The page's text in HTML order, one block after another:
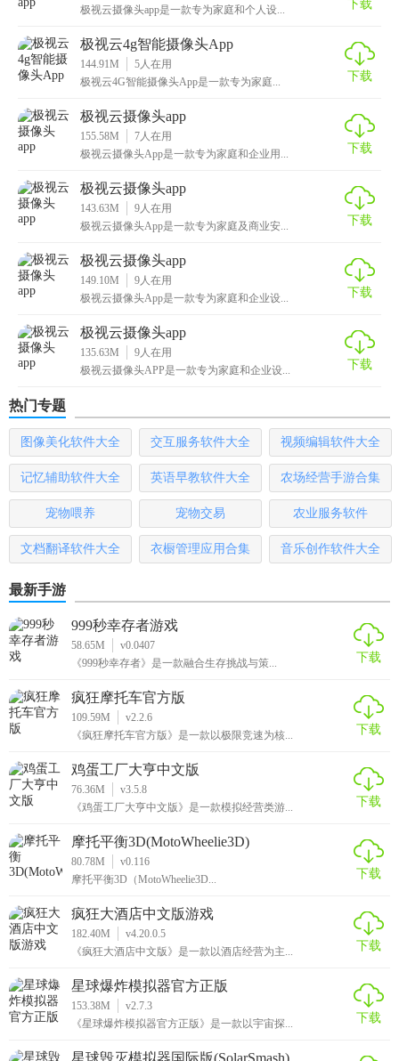
5. 开启实时监控，随时查看家中情况，接收并处理警报通
知。
【极视云摄像头app点评】
极视云摄像头APP以其强大的功能、简洁的操作界面以及高效
的安全性，成为家庭安全监控的理想选择。无论是保护个人
财产安全还是关心家人健康，这款应用都能提供全方位的支
持。对于追求高品质生活及注重家庭安全的用户而言，极视
云摄像头APP无疑是值得推荐的优秀软件。
极视云摄像头app是一款专为家庭和个人设...
下载
极视云4g智能摄像头App
144.91M 5 人在用
极视云4G智能摄像头App是一款专为家庭...
下载
极视云摄像头app
155.58M 7 人在用
极视云摄像头App是一款专为家庭和企业用...
下载
极视云摄像头app
143.63M 9 人在用
极视云摄像头App是一款专为家庭及商业安...
下载
极视云摄像头app
149.10M 9 人在用
极视云摄像头App是一款专为家庭和企业设...
下载
极视云摄像头app
135.63M 9 人在用
极视云摄像头APP是一款专为家庭和企业设...
下载
热门专题
图像美化软件大全 交互服务软件大全 视频编辑软件大全
记忆辅助软件大全 英语早教软件大全 农场经营手游合集
宠物喂养 宠物交易 农业服务软件
文档翻译软件大全 衣橱管理应用合集 音乐创作软件大全
最新手游
999秒幸存者游戏
58.65M
v0.0407
《999秒幸存者》是一款融合生存挑战与策...
下载
疯狂摩托车官方版
109.59M
v2.2.6
《疯狂摩托车官方版》是一款以极限竞速为核...
下载
鸡蛋工厂大亨中文版
76.36M
v3.5.8
《鸡蛋工厂大亨中文版》是一款模拟经营类游...
下载
摩托平衡3D(MotoWheelie3D)
80.78M
v0.116
摩托平衡3D（MotoWheelie3D...
下载
疯狂大酒店中文版游戏
182.40M
v4.20.0.5
《疯狂大酒店中文版》是一款以酒店经营为主...
下载
星球爆炸模拟器官方正版
153.38M
v2.7.3
《星球爆炸模拟器官方正版》是一款以宇宙探...
下载
星球毁灭模拟器国际版(SolarSmash)